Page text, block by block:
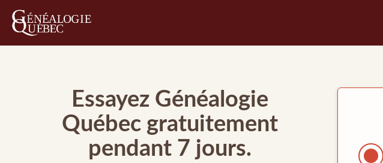
Essayez Généalogie
Québec gratuitement
pendant 7 jours.